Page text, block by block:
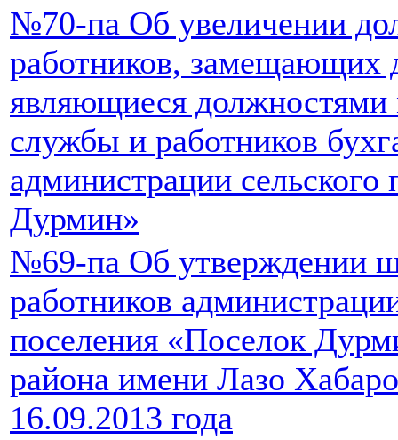
№70-па Об увеличении
работников, замещающих
являющиеся
службы и работников
администрации
Дурмин»
№69-па Об утверждении
работников
поселения «Поселок
района имени Лазо
16.09.2013 года